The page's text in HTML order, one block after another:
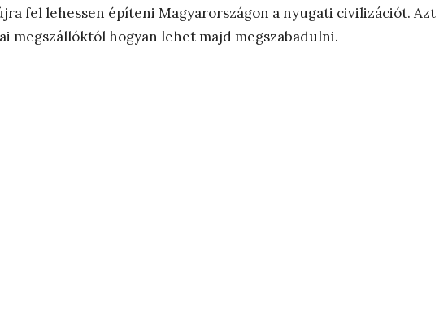
fel lehessen építeni Magyarországon a nyugati civilizációt. Azt
megszállóktól hogyan lehet majd megszabadulni.